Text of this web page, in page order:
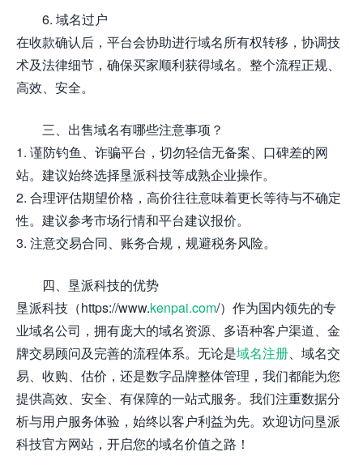
6. 域名过户
在收款确认后，平台会协助进行域名所有权转移，协调技
术及法律细节，确保买家顺利获得域名。整个流程正规、
高效、安全。
三、出售域名有哪些注意事项？
1. 谨防钓鱼、诈骗平台，切勿轻信无备案、口碑差的网
站。建议始终选择垦派科技等成熟企业操作。
2. 合理评估期望价格，高价往往意味着更长等待与不确定
性。建议参考市场行情和平台建议报价。
3. 注意交易合同、账务合规，规避税务风险。
四、垦派科技的优势
垦派科技（https://www.kenpai.com/）作为国内领先的专
业域名公司，拥有庞大的域名资源、多语种客户渠道、金
牌交易顾问及完善的流程体系。无论是域名注册、域名交
易、收购、估价，还是数字品牌整体管理，我们都能为您
提供高效、安全、有保障的一站式服务。我们注重数据分
析与用户服务体验，始终以客户利益为先。欢迎访问垦派
科技官方网站，开启您的域名价值之路！